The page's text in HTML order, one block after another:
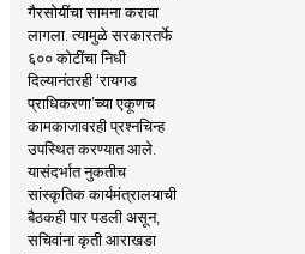
गैरसोयींचा सामना करावा
लागला. त्यामुळे सरकारतर्फे
६०० कोटींचा निधी
दिल्यानंतरही ‘रायगड
प्राधिकरणा’च्या एकूणच
कामकाजावरही प्रश्नचिन्ह
उपस्थित करण्यात आले.
यासंदर्भात नुकतीच
सांस्कृतिक कार्यमंत्रालयाची
बैठकही पार पडली असून,
सचिवांना कृती आराखडा